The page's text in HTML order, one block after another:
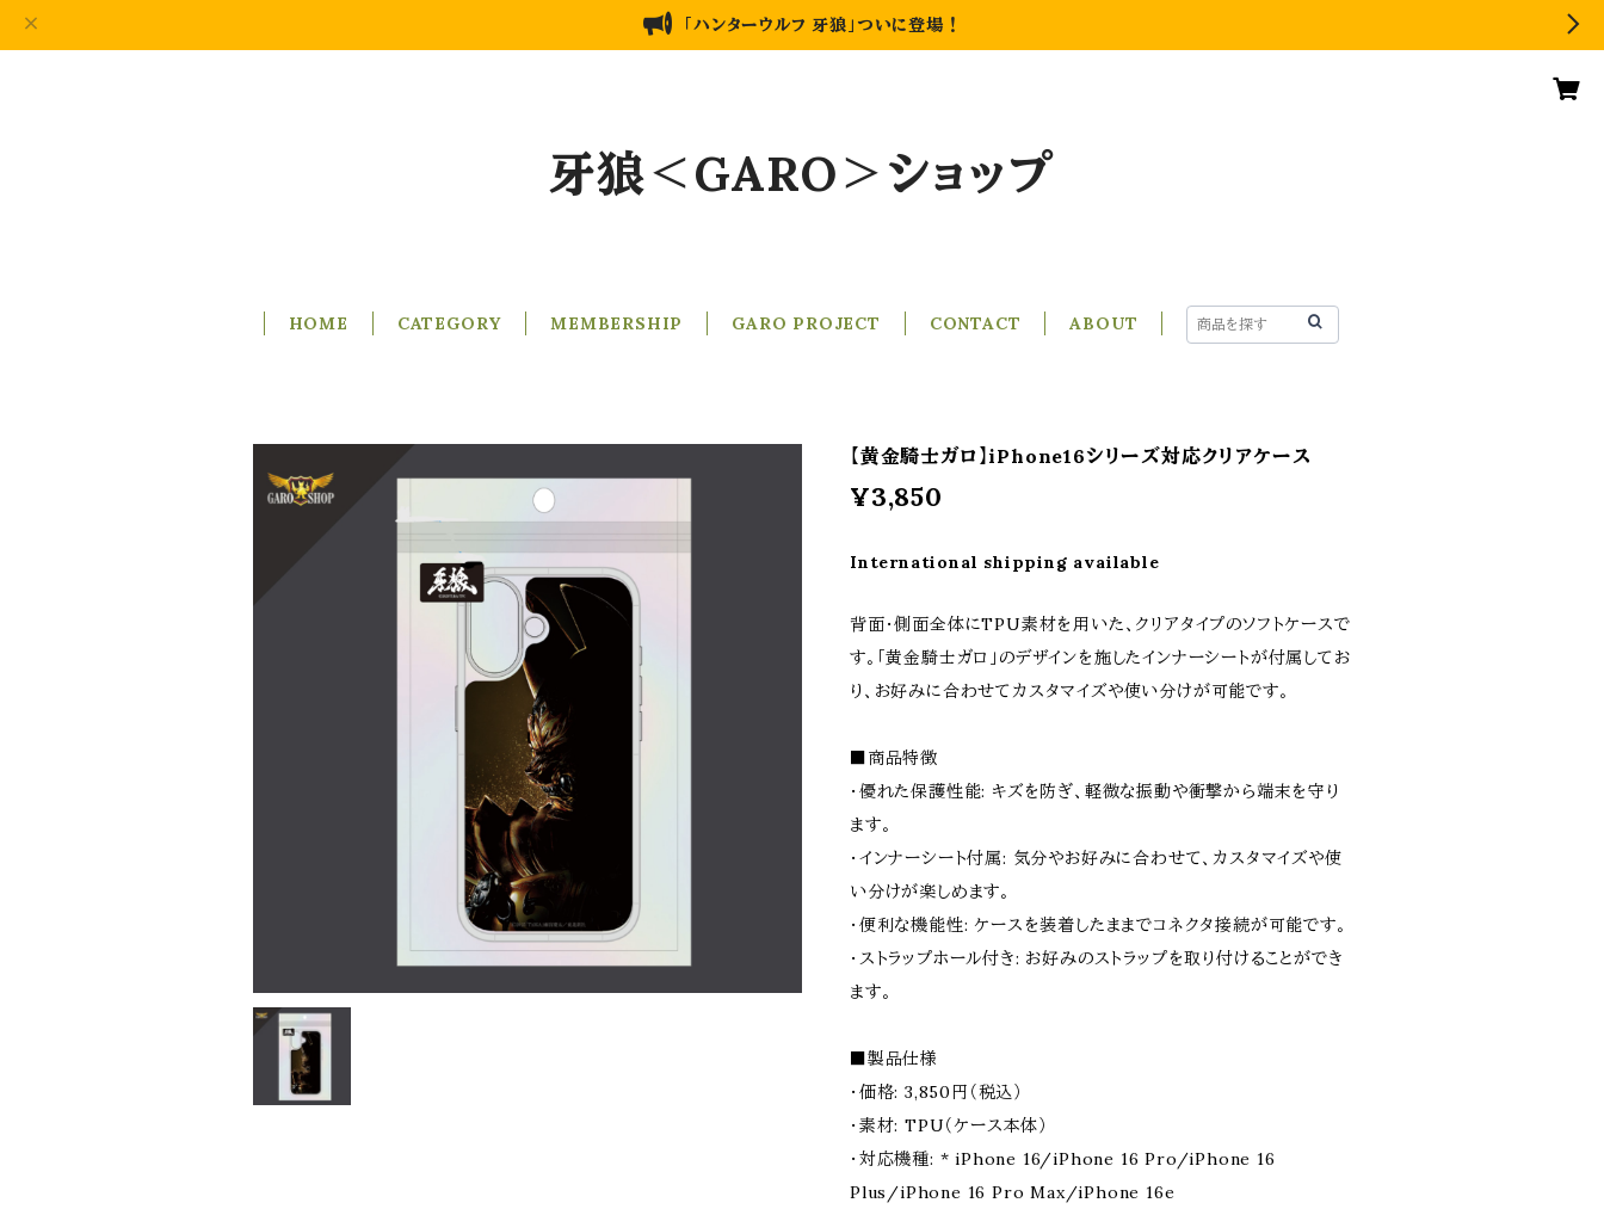
「ハンターウルフ 牙狼」ついに登場！
牙狼＜GARO＞ショップ
HOME CATEGORY MEMBERSHIP GARO PROJECT CONTACT ABOUT
【黄金騎士ガロ】iPhone16シリーズ対応クリアケース
¥3,850
International shipping available
背面・側面全体にTPU素材を用いた、クリアタイプのソフトケースで
す。「黄金騎士ガロ」のデザインを施したインナーシートが付属してお
り、お好みに合わせてカスタマイズや使い分けが可能です。
■商品特徴
・優れた保護性能: キズを防ぎ、軽微な振動や衝撃から端末を守り
ます。
・インナーシート付属: 気分やお好みに合わせて、カスタマイズや使
い分けが楽しめます。
・便利な機能性: ケースを装着したままでコネクタ接続が可能です。
・ストラップホール付き: お好みのストラップを取り付けることができ
ます。
■製品仕様
・価格: 3,850円（税込）
・素材: TPU（ケース本体）
・対応機種: * iPhone 16/iPhone 16 Pro/iPhone 16
Plus/iPhone 16 Pro Max/iPhone 16e